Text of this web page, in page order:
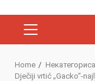
PRIMARY
Home
Dječiji vrtić „Gacko“-